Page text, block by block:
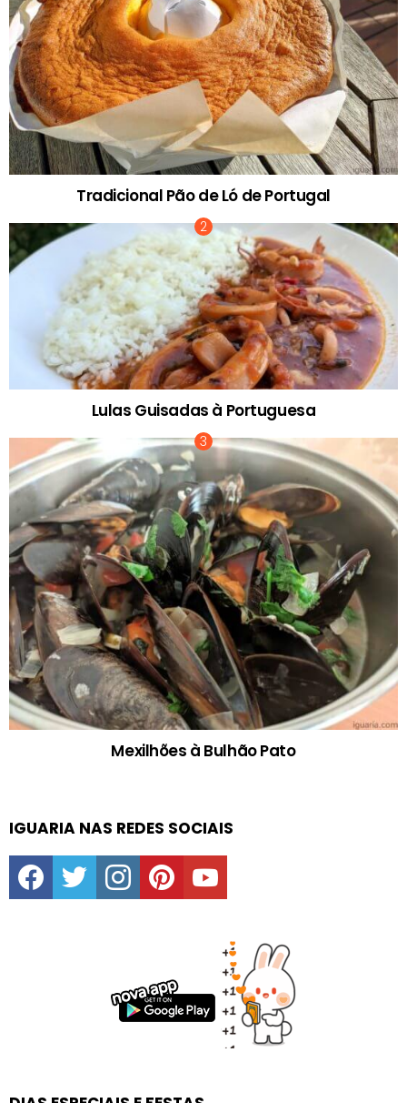
Tradicional Pão de Ló de Portugal
Lulas Guisadas à Portuguesa
Mexilhões à Bulhão Pato
IGUARIA NAS REDES SOCIAIS
facebooktwitter instagrampinterestyoutube